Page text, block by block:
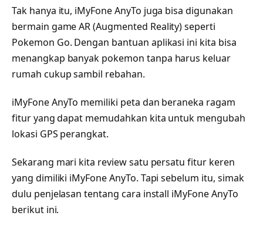
Tak hanya itu, iMyFone AnyTo juga bisa digunakan
bermain game AR (Augmented Reality) seperti
Pokemon Go. Dengan bantuan aplikasi ini kita bisa
menangkap banyak pokemon tanpa harus keluar
rumah cukup sambil rebahan.
iMyFone AnyTo memiliki peta dan beraneka ragam
fitur yang dapat memudahkan kita untuk mengubah
lokasi GPS perangkat.
Sekarang mari kita review satu persatu fitur keren
yang dimiliki iMyFone AnyTo. Tapi sebelum itu, simak
dulu penjelasan tentang cara install iMyFone AnyTo
berikut ini.